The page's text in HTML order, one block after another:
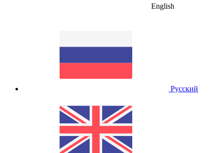
English
Русский